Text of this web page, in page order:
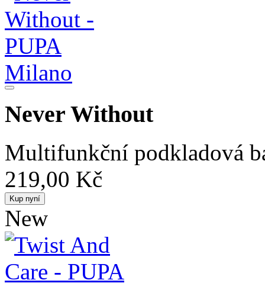
Never Without
Multifunkční podkladová
219,00 Kč
Kup nyní
New